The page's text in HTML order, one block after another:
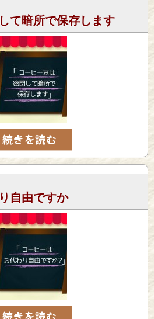
て暗所で保存します
自由ですか